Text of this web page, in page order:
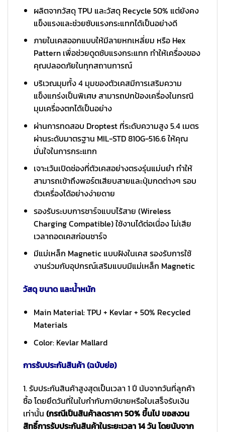
ผลิตจากวัสดุ TPU และวัสดุ Recycle 50% แต่ยังคง
แข็งแรงและช่วยซับแรงกระแทกได้เป็นอย่างดี
ภายในเคสออกแบบให้มีลายหกเหลี่ยม หรือ Hex
Pattern เพื่อช่วยดูดซับแรงกระแทก ทำให้เครื่องของ
คุณปลอดภัยในทุกสถานการณ์
บริเวณมุมทั้ง 4 มุมของตัวเคสมีการเสริมความ
แข็งแกร่งเป็นพิเศษ สามารถปกป้องเครื่องในกรณี
มุมเครื่องตกได้เป็นอย่าง
ผ่านการทดสอบ Droptest ที่ระดับความสูง 5.4 เมตร
ผ่านระดับมาตรฐาน MIL-STD 810G-516.6 ให้คุณ
มั่นใจในการกระแทก
เจาะเว้นเปิดช่องที่ตัวเคสอย่างตรงรุ่นแม่นยำ ทำให้
สามารถเข้าถึงพอร์ตเสียบสายและปุ่มกดต่างๆ รอบ
ตัวเครื่องได้อย่างง่ายดาย
รองรับระบบการชาร์จแบบไร้สาย (Wireless
Charging Compatible) ใช้งานได้ต่อเนื่อง ไม่เสีย
เวลาถอดเคสก่อนชาร์จ
มีแม่เหล็ก Magnetic แบบฝังในเคส รองรับการใช้
งานร่วมกับอุปกรณ์เสริมแบบมีแม่เหล็ก Magnetic
วัสดุ ขนาด และน้ำหนัก
Main Material: TPU + Kevlar + 50% Recycled
Materials
Color: Kevlar Mallard
การรับประกันสินค้า (ฉบับย่อ)
1. รับประกันสินค้าสูงสุดเป็นเวลา 1 ปี นับจากวันที่ลูกค้า
ซื้อ โดยยึดวันที่ในใบกำกับภาษีขายหรือใบเสร็จรับเงิน
เท่านั้น (กรณีเป็นสินค้าลดราคา 50% ขึ้นไป ขอสงวน
สิทธิ์การรับประกันสินค้าในระยะเวลา 14 วัน โดยนับจาก